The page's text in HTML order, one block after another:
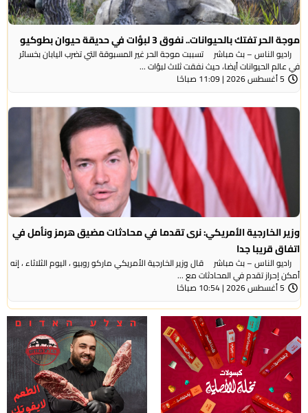
موجة الحر تفتك بالحيوانات.. نفوق 3 لبؤات في حديقة حيوان بطوكيو
راديو الناس – بث مباشر تسببت موجة الحر غير المسبوقة التي تضرب اليابان بخسائر
في عالم الحيوانات أيضا، حيث نفقت ثلاث لبؤات ...
5 أغسطس 2026 | 11:09 صباحًا
وزير الخارجية الأمريكي: نرى تقدما في محادثات مضيق هرمز ونأمل في
اتفاق قريبا جدا
راديو الناس – بث مباشر قال وزير الخارجية الأمريكي ماركو روبيو ، اليوم الثلاثاء ، إنه
أمكن إحراز تقدم في المحادثات مع ...
5 أغسطس 2026 | 10:54 صباحًا